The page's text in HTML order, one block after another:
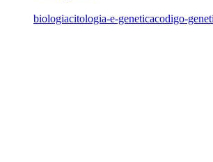
biologiacitologia-e-geneticacodigo-